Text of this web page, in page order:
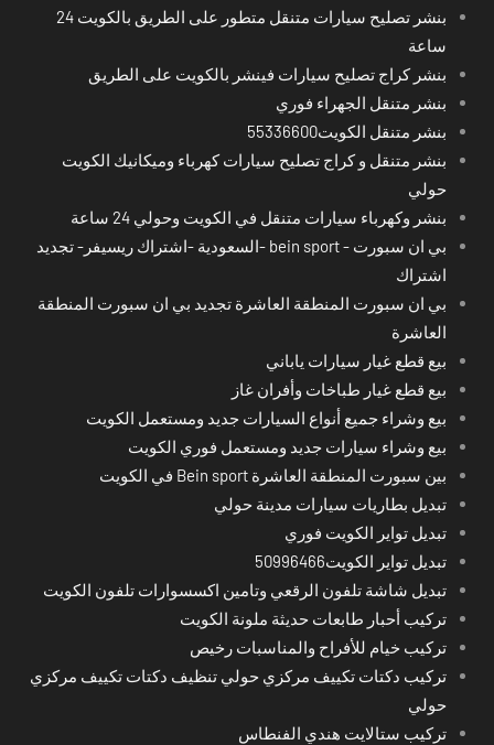
بنشر تصليح سيارات متنقل متطور على الطريق بالكويت 24
ساعة
بنشر كراج تصليح سيارات فينشر بالكويت على الطريق
بنشر متنقل الجهراء فوري
بنشر متنقل الكويت55336600
بنشر متنقل و كراج تصليح سيارات كهرباء وميكانيك الكويت
حولي
بنشر وكهرباء سيارات متنقل في الكويت وحولي 24 ساعة
بي ان سبورت - bein sport -السعودية -اشتراك ريسيفر- تجديد
اشتراك
بي ان سبورت المنطقة العاشرة تجديد بي ان سبورت المنطقة
العاشرة
بيع قطع غيار سيارات ياباني
بيع قطع غيار طباخات وأفران غاز
بيع وشراء جميع أنواع السيارات جديد ومستعمل الكويت
بيع وشراء سيارات جديد ومستعمل فوري الكويت
بين سبورت المنطقة العاشرة Bein sport في الكويت
تبديل بطاريات سيارات مدينة حولي
تبديل تواير الكويت فوري
تبديل تواير الكويت50996466
تبديل شاشة تلفون الرقعي وتامين اكسسوارات تلفون الكويت
تركيب أحبار طابعات حديثة ملونة الكويت
تركيب خيام للأفراح والمناسبات رخيص
تركيب دكتات تكييف مركزي حولي تنظيف دكتات تكييف مركزي
حولي
تركيب ستالايت هندي الفنطاس